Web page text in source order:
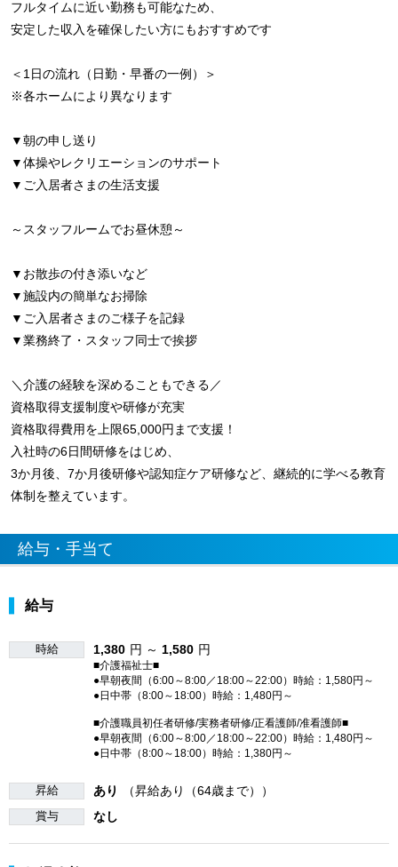
フルタイムに近い勤務も可能なため、
安定した収入を確保したい方にもおすすめです
＜1日の流れ（日勤・早番の一例）＞
※各ホームにより異なります
▼朝の申し送り
▼体操やレクリエーションのサポート
▼ご入居者さまの生活支援
～スタッフルームでお昼休憩～
▼お散歩の付き添いなど
▼施設内の簡単なお掃除
▼ご入居者さまのご様子を記録
▼業務終了・スタッフ同士で挨拶
＼介護の経験を深めることもできる／
資格取得支援制度や研修が充実
資格取得費用を上限65,000円まで支援！
入社時の6日間研修をはじめ、
3か月後、7か月後研修や認知症ケア研修など、継続的に学べる教育
体制を整えています。
給与・手当て
給与
時給 1,380 円 ～ 1,580 円
■介護福祉士■
●早朝夜間（6:00～8:00／18:00～22:00）時給：1,580円～
●日中帯（8:00～18:00）時給：1,480円～
■介護職員初任者研修/実務者研修/正看護師/准看護師■
●早朝夜間（6:00～8:00／18:00～22:00）時給：1,480円～
●日中帯（8:00～18:00）時給：1,380円～
昇給 あり （昇給あり（64歳まで））
賞与 なし